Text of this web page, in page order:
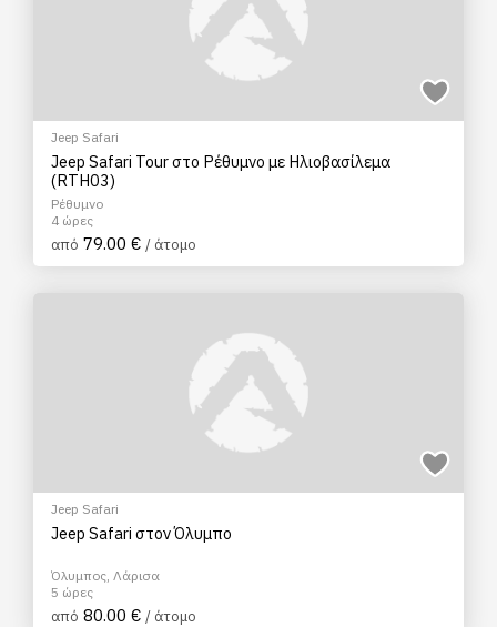
Jeep Safari
Jeep Safari Tour στο Ρέθυμνο με Ηλιοβασίλεμα
(RTH03)
Ρέθυμνο
4 ώρες
από 79.00 € / άτομο
Jeep Safari
Jeep Safari στον Όλυμπο
Όλυμπος, Λάρισα
5 ώρες
από 80.00 € / άτομο